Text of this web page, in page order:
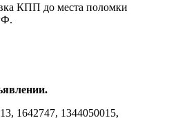
КПП до места поломки
1642747, 1344050015,